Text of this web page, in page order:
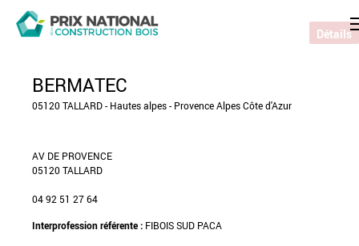
BERMATEC
05120 TALLARD - Hautes alpes - Provence Alpes Côte d'Azur
AV DE PROVENCE
05120 TALLARD
04 92 51 27 64
Interprofession référente : FIBOIS SUD PACA
Détails